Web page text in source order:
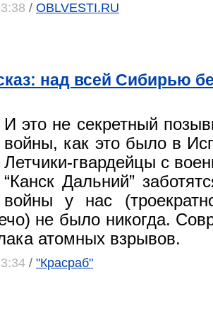
/ OBLVESTI.RU
над всей Сибирью
И это не секретный
войны, как это было в
Летчики-гвардейцы с
“Канск Дальний”
войны у нас
не было никогда.
атомных взрывов.
/ "Красраб"